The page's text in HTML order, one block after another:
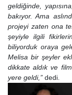
geldiğinde,
bakıyor. Ama
projeyi zaten ona
şeyiyle ilgili
biliyorduk oraya
Melisa bir şeyler
dikkate aldık ve
yere geldi,” dedi.